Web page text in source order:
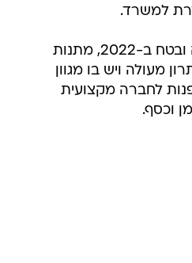
למשרד.
דווקא בתקופת הקורונה ובטח ב-2022, מתנות
מעולה ויש בו מגוון
לחברה מקצועית
וכסף.